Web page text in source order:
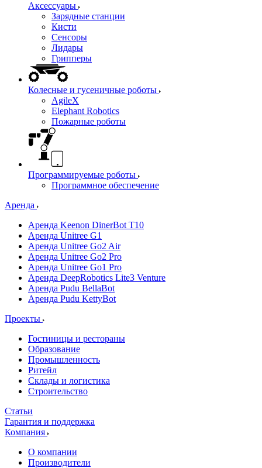
Аксессуары
Зарядные станции
Кисти
Сенсоры
Лидары
Грипперы
Колесные и гусеничные роботы
AgileX
Elephant Robotics
Пожарные роботы
Программируемые роботы
Программное обеспечение
Аренда
Аренда Keenon DinerBot T10
Аренда Unitree G1
Аренда Unitree Go2 Air
Аренда Unitree Go2 Pro
Аренда Unitree Go1 Pro
Аренда DeepRobotics Lite3 Venture
Аренда Pudu BellaBot
Аренда Pudu KettyBot
Проекты
Гостиницы и рестораны
Образование
Промышленность
Ритейл
Склады и логистика
Строительство
Статьи
Гарантия и поддержка
Компания
О компании
Производители